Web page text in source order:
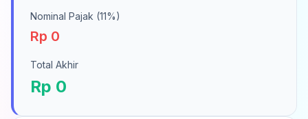
Nominal Pajak (11%)
Rp 0
Total Akhir
Rp 0